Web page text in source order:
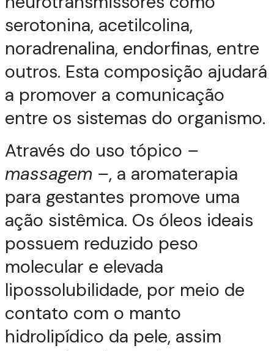
serotonina, acetilcolina,
noradrenalina, endorfinas, entre
outros. Esta composição ajudará
a promover a comunicação
entre os sistemas do organismo.
Através do uso tópico –
massagem –, a aromaterapia
para gestantes promove uma
ação sistêmica. Os óleos ideais
possuem reduzido peso
molecular e elevada
lipossolubilidade, por meio de
contato com o manto
hidrolipídico da pele, assim